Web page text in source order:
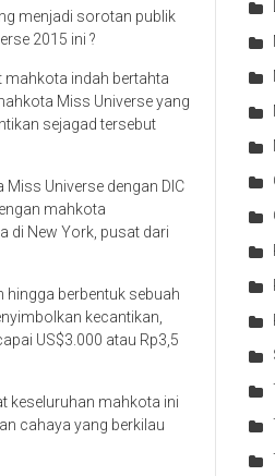
menjadi sorotan publik
2015 ini ?
mahkota indah bertahta
Miss Universe yang
sejagad tersebut
Universe dengan DIC
mahkota
di New York, pusat dari
berbentuk sebuah
kecantikan,
US$3.000 atau Rp3,5
keseluruhan mahkota ini
cahaya yang berkilau